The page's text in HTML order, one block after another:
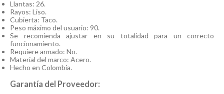
Llantas: 26.
Rayos: Liso.
Cubierta: Taco.
Peso máximo del usuario: 90.
Se recomienda ajustar en su totalidad para un correcto
funcionamiento.
Requiere armado: No.
Material del marco: Acero.
Hecho en Colombia.
Garantía del Proveedor: